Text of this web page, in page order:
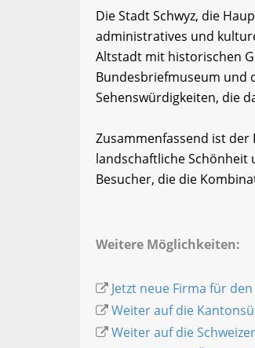
Die Stadt Schwyz, die
administratives und
Altstadt mit historischen
Bundesbriefmuseum und
Sehenswürdigkeiten, die
Zusammenfassend ist der
landschaftliche
Besucher, die die
Weitere Möglichkeiten:
Jetzt neue Firma für
Weiter auf die
Weiter auf die